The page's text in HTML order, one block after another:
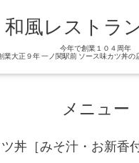
和風レストラ
今年で創業１０４周年
業大正９年 一ノ関駅前 ソース味カツ丼の
メニュー
丼［みそ汁・お新香付